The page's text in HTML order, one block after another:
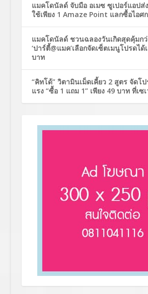
แมคโดนัลด์ จับมือ อเมซ ซูเปอร์แอปส่
ใช้เพียง 1 Amaze Point แลกซื้อไอศ
แมคโดนัลด์ ชวนฉลองวันเกิดสุดคุ้มก
‘ปาร์ตี้@แมค’เลือกจัดเซ็ตเมนูโปรดได้
บาท
“คิทโด้” วิตามินเม็ดเคี้ยว 2 สูตร จัดโป
แรง “ซื้อ 1 แถม 1” เพียง 49 บาท ที่เซ